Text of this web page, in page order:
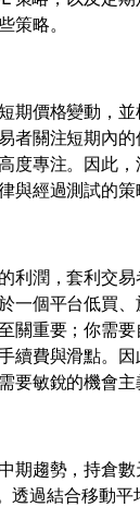
策略。
期價格變動，並
者關注短期內
度專注。因此
與經過測試的策
利潤，套利交
一個平台低買、
關重要；你需
續費與滑點。因
要敏銳的機會主
期趨勢，持倉
透過結合移動